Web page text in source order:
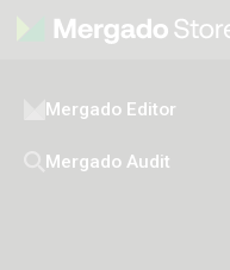
Mergado Editor
Mergado Audit